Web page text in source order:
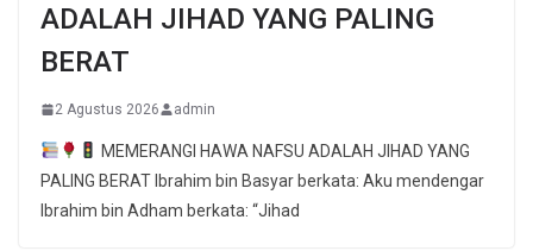
ADALAH JIHAD YANG PALING
BERAT
2 Agustus 2026 admin
MEMERANGI HAWA NAFSU ADALAH JIHAD YANG
PALING BERAT Ibrahim bin Basyar berkata: Aku mendengar
Ibrahim bin Adham berkata: “Jihad